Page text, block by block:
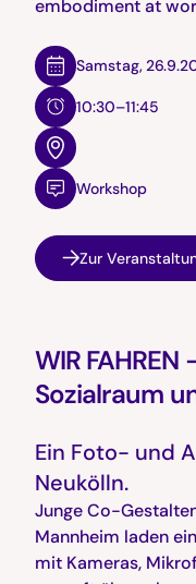
embodiment at
Samstag,
10:30–11:45
Workshop
Zur
WIR
Sozialraum
Ein Foto- und
Neukölln.
Junge Co-
Mannheim laden
mit Kameras,